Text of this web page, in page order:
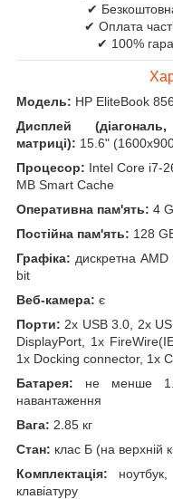
✔
✔ Оплата
✔ 100%
Модель: HP EliteBook
Дисплей
матриці): 15.6"
Процесор: Intel Core i7-
MB Smart Cache
Оперативна пам'ять: 4
Постійна пам'ять: 128
Графіка: дискретна
bit
Веб-камера: є
Порти: 2x USB 3.0, 2x
DisplayPort, 1x
1x Docking connector, 1x
Батарея: не менше
навантаження
Вага: 2.85 кг
Стан: клас Б (на верхній
Комплектація:
клавіатуру